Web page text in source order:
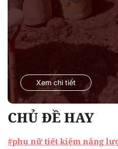
Xem chi tiết
CHỦ ĐỀ HAY
#phụ nữ tiết kiệm năng